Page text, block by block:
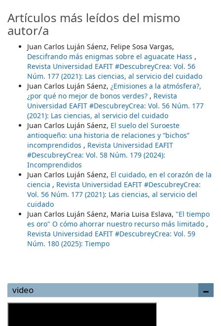
Artículos más leídos del mismo
autor/a
Juan Carlos Luján Sáenz, Felipe Sosa Vargas,
Descifrando más enigmas sobre el aguacate Hass ,
Revista Universidad EAFIT #DescubreyCrea: Vol. 56
Núm. 177 (2021): Las ciencias, al servicio del cuidado
Juan Carlos Luján Sáenz, ¿Emisiones a la atmósfera?,
¿por qué no mejor de bonos verdes? , Revista
Universidad EAFIT #DescubreyCrea: Vol. 56 Núm. 177
(2021): Las ciencias, al servicio del cuidado
Juan Carlos Luján Sáenz, El suelo del Suroeste
antioqueño: una historia de relaciones y “bichos”
incomprendidos , Revista Universidad EAFIT
#DescubreyCrea: Vol. 58 Núm. 179 (2024):
Incomprendidos
Juan Carlos Luján Sáenz, El cuidado, en el corazón de la
ciencia , Revista Universidad EAFIT #DescubreyCrea:
Vol. 56 Núm. 177 (2021): Las ciencias, al servicio del
cuidado
Juan Carlos Luján Sáenz, Maria Luisa Eslava, "El tiempo
es oro" O cómo ahorrar nuestro recurso más limitado ,
Revista Universidad EAFIT #DescubreyCrea: Vol. 59
Núm. 180 (2025): Tiempo
video